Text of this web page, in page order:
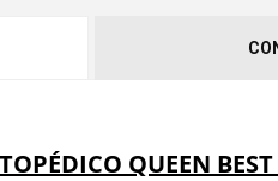
QUEEN BEST